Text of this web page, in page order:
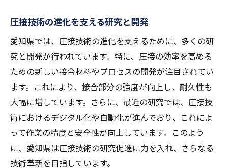
圧接技術の進化を支える研究と開発
愛知県では、圧接技術の進化を支えるために、多くの研
究と開発が行われています。特に、圧接の効率を高める
ための新しい接合材料やプロセスの開発が注目されてい
ます。これにより、接合部分の強度が向上し、耐久性も
大幅に増しています。さらに、最近の研究では、圧接技
術におけるデジタル化や自動化が進んでおり、これによ
って作業の精度と安全性が向上しています。このよう
に、愛知県は圧接技術の研究促進に力を入れ、さらなる
技術革新を目指しています。